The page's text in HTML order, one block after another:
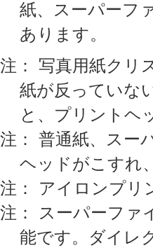
紙、スーパーフ
あります。
注： 写真用紙クリ
紙が反っていな
と、プリントヘ
注： 普通紙、スー
ヘッドがこすれ
注： アイロンプリ
注： スーパーファ
能です。ダイレ